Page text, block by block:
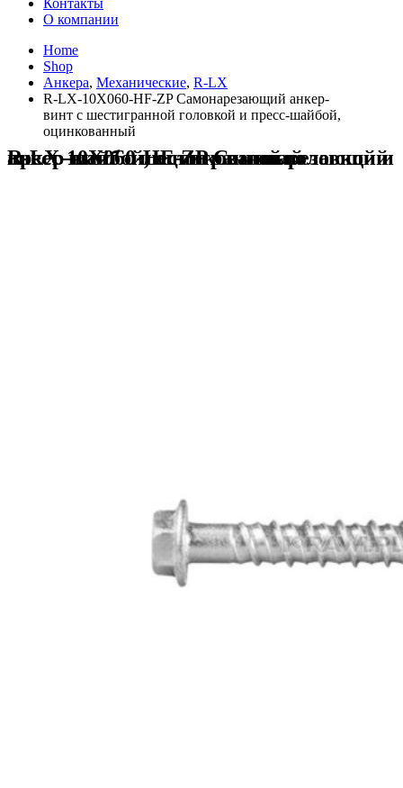
Контакты
О компании
Home
Shop
Анкера, Механические, R-LX
R-LX-10X060-HF-ZP Самонарезающий анкер-
винт с шестигранной головкой и пресс-шайбой,
оцинкованный
R-LX-10X060-HF-ZP Самонарезающий анкер-винт с шестигранной головкой и пресс-шайбой, оцинкованный